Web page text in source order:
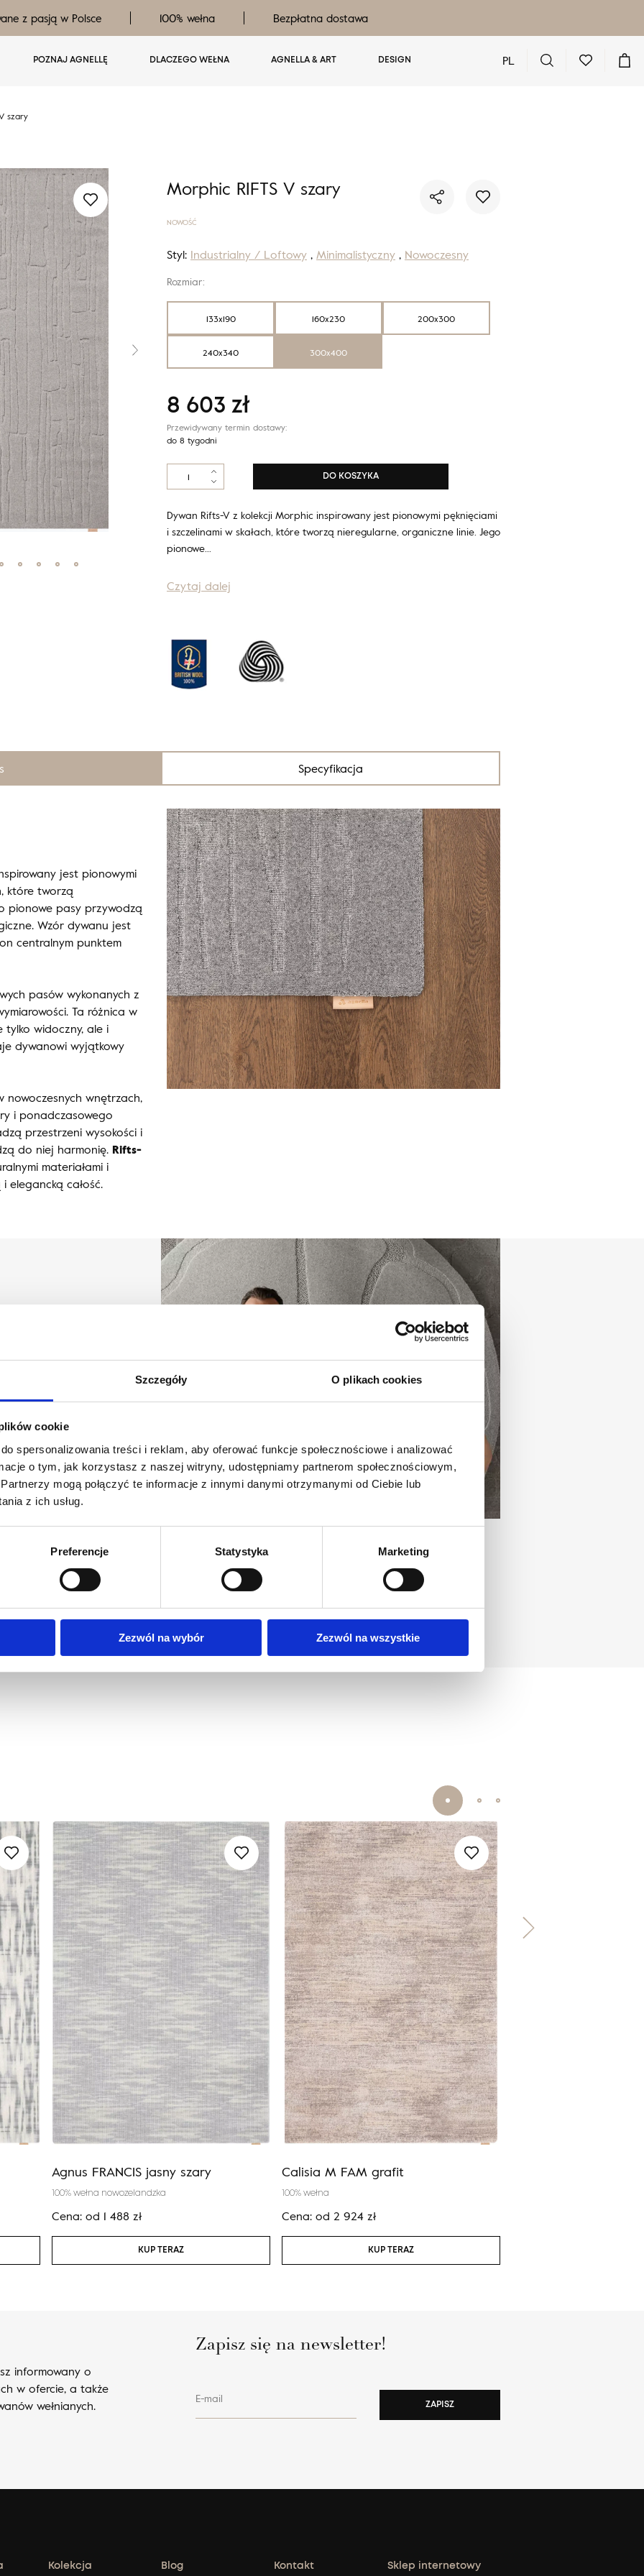
Szczegóły O plikach cookies
cookie
spersonalizowania treści i reklam, aby oferować funkcje społecznościowe i analizować
o tym, jak korzystasz z naszej witryny, udostępniamy partnerom społecznościowym,
mogą połączyć te informacje z innymi danymi otrzymanymi od Ciebie lub
z ich usług.
Preferencje Statystyka Marketing
Zezwól na wybór Zezwól na wszystkie
z pasją w Polsce 100% wełna Bezpłatna dostawa
POZNAJ AGNELLĘ DLACZEGO WEŁNA AGNELLA & ART DESIGN PL
szary
Morphic RIFTS V szary
NOWOŚĆ
Styl: Industrialny / Loftowy , Minimalistyczny , Nowoczesny
Rozmiar:
133x190 160x230 200x300
240x340 300x400
8 603 zł
Przewidywany termin dostawy:
do 8 tygodni
ilość
Morphic
V
szary
DO KOSZYKA
Dywan Rifts-V z kolekcji Morphic inspirowany jest pionowymi pęknięciami
i szczelinami w skałach, które tworzą nieregularne, organiczne linie. Jego
pionowe…
Czytaj dalej
Specyfikacja
jest pionowymi
które tworzą
pionowe pasy przywodzą
Wzór dywanu jest
centralnym punktem
pasów wykonanych z
Ta różnica w
widoczny, ale i
dywanowi wyjątkowy
nowoczesnych wnętrzach,
i ponadczasowego
przestrzeni wysokości i
do niej harmonię. Rifts-
materiałami i
elegancką całość.
duet architektów,
(reliefów), oraz
Ich twórczość
kształtów i
są między innymi z
tytuł Must Have w 2023
w ten sposób
jak i przyszłego
kształty na różne
Nie zatrzymują
wyposażenia wnętrz.
Agnus FRANCIS jasny szary
100% wełna nowozelandzka
Cena: od 1 488 zł
KUP TERAZ
Calisia M FAM grafit
100% wełna
Cena: od 2 924 zł
KUP TERAZ
informowany o
w ofercie, a także
wełnianych.
Zapisz się na newsletter!
E-mail ZAPISZ
Kolekcja Blog Kontakt Sklep internetowy